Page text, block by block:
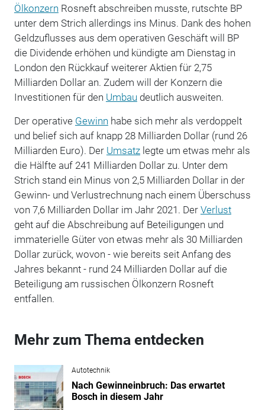
Ölkonzern Rosneft abschreiben musste, rutschte BP
unter dem Strich allerdings ins Minus. Dank des hohen
Geldzuflusses aus dem operativen Geschäft will BP
die Dividende erhöhen und kündigte am Dienstag in
London den Rückkauf weiterer Aktien für 2,75
Milliarden Dollar an. Zudem will der Konzern die
Investitionen für den Umbau deutlich ausweiten.
Der operative Gewinn habe sich mehr als verdoppelt
und belief sich auf knapp 28 Milliarden Dollar (rund 26
Milliarden Euro). Der Umsatzlegte um etwas mehr als
die Hälfte auf 241 Milliarden Dollar zu. Unter dem
Strich stand ein Minus von 2,5 Milliarden Dollar in der
Gewinn- und Verlustrechnung nach einem Überschuss
von 7,6 Milliarden Dollar im Jahr 2021. Der Verlust
geht auf die Abschreibung auf Beteiligungen und
immaterielle Güter von etwas mehr als 30 Milliarden
Dollar zurück, wovon - wie bereits seit Anfang des
Jahres bekannt - rund 24 Milliarden Dollar auf die
Beteiligung am russischen Ölkonzern Rosneft
entfallen.
Mehr zum Thema entdecken
Autotechnik
Nach Gewinneinbruch: Das erwartet
Bosch in diesem Jahr